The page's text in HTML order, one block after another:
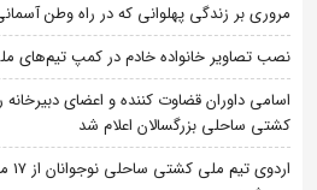
مروری بر زندگی پهلوانی که در راه وطن
نصب تصاویر خانواده خادم در کمپ تیم‌های
اسامی داوران قضاوت کننده و اعضای
کشتی ساحلی بزرگسالان اعلام شد